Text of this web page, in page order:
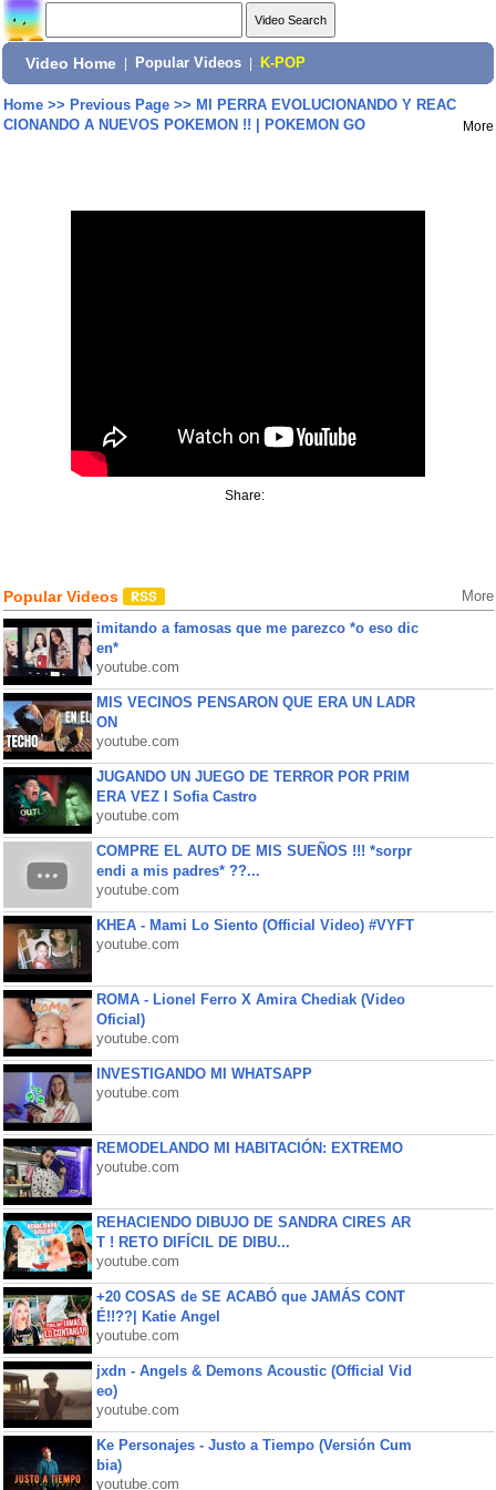
Video Home Popular Videos K-POP
Home>> Previous Page>> MI PERRA EVOLUCIONANDO Y REAC
CIONANDO A NUEVOS POKEMON !! | POKEMON GO
More
Share:
Popular Videos More
imitando a famosas que me parezco *o eso dic
en*
youtube.com
MIS VECINOS PENSARON QUE ERA UN LADR
ON
youtube.com
JUGANDO UN JUEGO DE TERROR POR PRIM
ERA VEZ l Sofia Castro
youtube.com
COMPRE EL AUTO DE MIS SUEÑOS !!! *sorpr
endi a mis padres* ??...
youtube.com
KHEA - Mami Lo Siento (Official Video) #VYFT
youtube.com
ROMA - Lionel Ferro X Amira Chediak (Video
Oficial)
youtube.com
INVESTIGANDO MI WHATSAPP
youtube.com
REMODELANDO MI HABITACIÓN: EXTREMO
youtube.com
REHACIENDO DIBUJO DE SANDRA CIRES AR
T ! RETO DIFÍCIL DE DIBU...
youtube.com
+20 COSAS de SE ACABÓ que JAMÁS CONT
É!!??| Katie Angel
youtube.com
jxdn - Angels & Demons Acoustic (Official Vid
eo)
youtube.com
Ke Personajes - Justo a Tiempo (Versión Cum
bia)
youtube.com